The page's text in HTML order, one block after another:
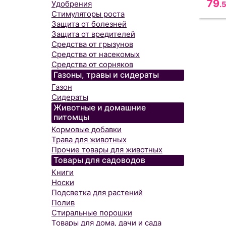
Удобрения
Стимуляторы роста
Защита от болезней
Защита от вредителей
Средства от грызунов
Средства от насекомых
Средства от сорняков
Газоны, травы и сидераты
Газон
Сидераты
Животные и домашние
питомцы
Кормовые добавки
Трава для животных
Прочие товары для животных
Товары для садоводов
Книги
Носки
Подсветка для растений
Полив
Стиральные порошки
Товары для дома, дачи и сада
79